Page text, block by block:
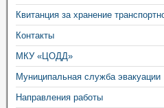
Квитанция за хранение
Контакты
МКУ «ЦОДД»
Муниципальная служба эвакуации
Направления работы